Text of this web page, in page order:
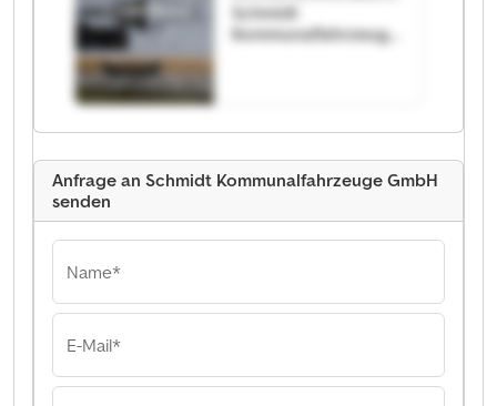
Schmidt
Kommunalfahrzeuge
Anfrage an Schmidt Kommunalfahrzeuge GmbH
senden
Name*
E-Mail*